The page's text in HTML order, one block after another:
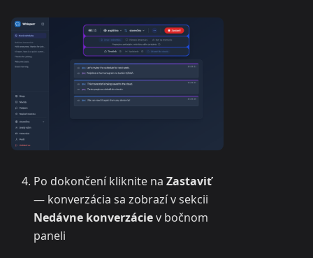
Po dokončení kliknite na Zastaviť
— konverzácia sa zobrazí v sekcii
Nedávne konverzáciev bočnom
paneli